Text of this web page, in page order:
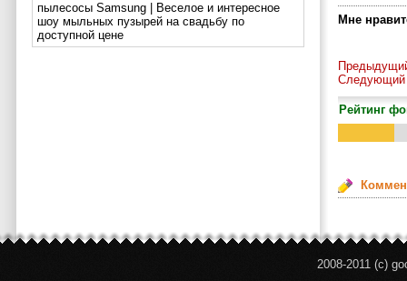
пылесосы Samsung | Веселое и интересное
шоу мыльных пузырей на свадьбу по
доступной цене
Мне
Следующий
Рейтинг
2008-2011 (c)